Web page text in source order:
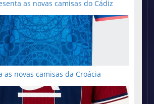
as novas camisas do Cádiz
as novas camisas da Croácia